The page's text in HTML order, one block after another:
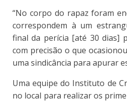
“No corpo do rapaz foram
correspondem à um
final da perícia [até 30 dias]
com precisão o que
uma sindicância para apurar
Uma equipe do Instituto de
no local para realizar os